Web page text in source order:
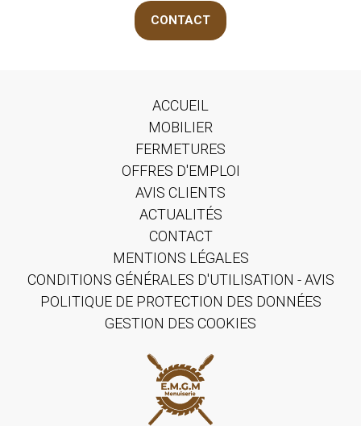
CONTACT
ACCUEIL
MOBILIER
FERMETURES
OFFRES D'EMPLOI
AVIS CLIENTS
ACTUALITÉS
CONTACT
MENTIONS LÉGALES
CONDITIONS GÉNÉRALES D'UTILISATION - AVIS
POLITIQUE DE PROTECTION DES DONNÉES
GESTION DES COOKIES